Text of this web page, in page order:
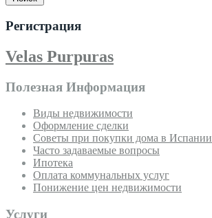
Регистрация
Velas Purpuras
Полезная Информация
Виды недвижимости
Оформление сделки
Советы при покупки дома в Испании
Часто задаваемые вопросы
Ипотека
Оплата коммунальных услуг
Понижение цен недвижимости
Услуги